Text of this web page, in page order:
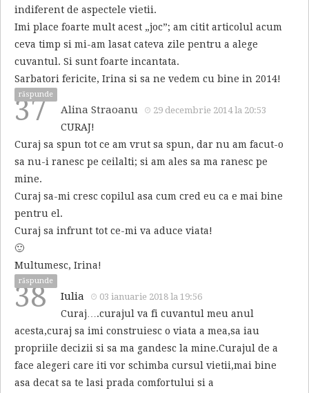
indiferent de aspectele vietii.
Imi place foarte mult acest „joc”; am citit articolul acum
ceva timp si mi-am lasat cateva zile pentru a alege
cuvantul. Si sunt foarte incantata.
Sarbatori fericite, Irina si sa ne vedem cu bine in 2014!
răspunde
37 Alina Straoanu 29 decembrie 2014 la 20:53
CURAJ!
Curaj sa spun tot ce am vrut sa spun, dar nu am facut-o
sa nu-i ranesc pe ceilalti; si am ales sa ma ranesc pe
mine.
Curaj sa-mi cresc copilul asa cum cred eu ca e mai bine
pentru el.
Curaj sa infrunt tot ce-mi va aduce viata!
🙂
Multumesc, Irina!
răspunde
38 Iulia 03 ianuarie 2018 la 19:56
Curaj….curajul va fi cuvantul meu anul
acesta,curaj sa imi construiesc o viata a mea,sa iau
propriile decizii si sa ma gandesc la mine.Curajul de a
face alegeri care iti vor schimba cursul vietii,mai bine
asa decat sa te lasi prada comfortului si a